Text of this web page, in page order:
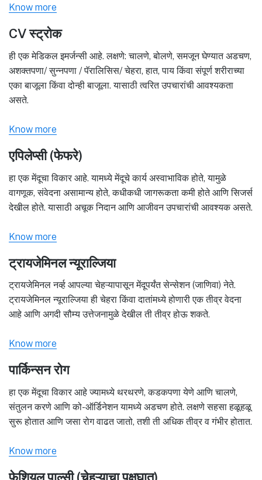
Know more
CV स्ट्रोक
ही एक मेडिकल इमर्जन्सी आहे. लक्षणे: चालणे, बोलणे, समजून घेण्यात अडचण,
अशक्तपणा/ सुन्नपणा / पॅरालिसिस/ चेहरा, हात, पाय किंवा संपूर्ण शरीराच्या
एका बाजूला किंवा दोन्ही बाजूला. यासाठी त्वरित उपचारांची आवश्यकता
असते.
Know more
एपिलेप्सी (फेफरे)
हा एक मेंदूचा विकार आहे. यामध्ये मेंदूचे कार्य अस्वाभाविक होते, यामुळे
वागणूक, संवेदना असामान्य होते, कधीकधी जागरूकता कमी होते आणि सिजर्स
देखील होते. यासाठी अचूक निदान आणि आजीवन उपचारांची आवश्यक असते.
Know more
ट्रायजेमिनल न्यूराल्जिया
ट्रायजेमिनल नर्व्ह आपल्या चेहऱ्यापासून मेंदूपर्यंत सेन्सेशन (जाणिवा) नेते.
ट्रायजेमिनल न्यूराल्जिया ही चेहरा किंवा दातांमध्ये होणारी एक तीव्र वेदना
आहे आणि अगदी सौम्य उत्तेजनामुळे देखील ती तीव्र होऊ शकते.
Know more
पार्किन्सन रोग
हा एक मेंदूचा विकार आहे ज्यामध्ये थरथरणे, कडकपणा येणे आणि चालणे,
संतुलन करणे आणि को-ऑर्डिनेशन यामध्ये अडचण होते. लक्षणे सहसा हळूहळू
सुरू होतात आणि जसा रोग वाढत जातो, तशी ती अधिक तीव्र व गंभीर होतात.
Know more